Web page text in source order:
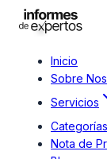
Inicio
Sobre
Servicios
Categorías
Nota de